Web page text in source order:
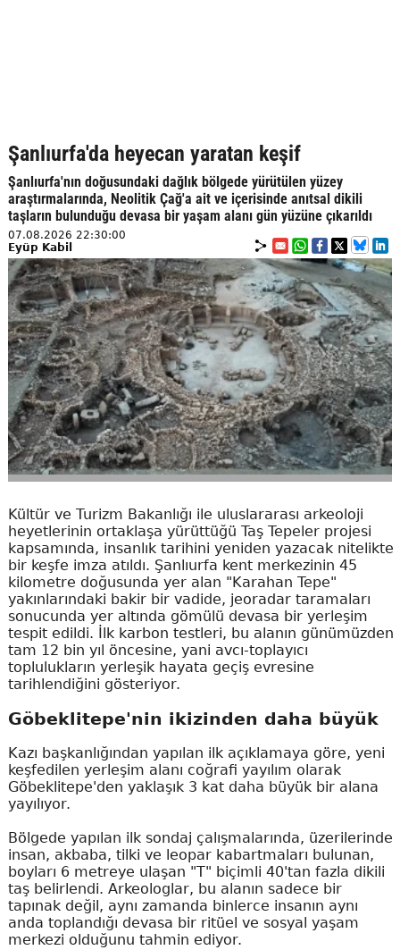
Şanlıurfa'da heyecan yaratan keşif
Şanlıurfa'nın doğusundaki dağlık bölgede yürütülen yüzey
araştırmalarında, Neolitik Çağ'a ait ve içerisinde anıtsal dikili
taşların bulunduğu devasa bir yaşam alanı gün yüzüne çıkarıldı
07.08.2026 22:30:00
Eyüp Kabil
Kültür ve Turizm Bakanlığı ile uluslararası arkeoloji
heyetlerinin ortaklaşa yürüttüğü Taş Tepeler projesi
kapsamında, insanlık tarihini yeniden yazacak nitelikte
bir keşfe imza atıldı. Şanlıurfa kent merkezinin 45
kilometre doğusunda yer alan "Karahan Tepe"
yakınlarındaki bakir bir vadide, jeoradar taramaları
sonucunda yer altında gömülü devasa bir yerleşim
tespit edildi. İlk karbon testleri, bu alanın günümüzden
tam 12 bin yıl öncesine, yani avcı-toplayıcı
toplulukların yerleşik hayata geçiş evresine
tarihlendiğini gösteriyor.
Göbeklitepe'nin ikizinden daha büyük
Kazı başkanlığından yapılan ilk açıklamaya göre, yeni
keşfedilen yerleşim alanı coğrafi yayılım olarak
Göbeklitepe'den yaklaşık 3 kat daha büyük bir alana
yayılıyor.
Bölgede yapılan ilk sondaj çalışmalarında, üzerilerinde
insan, akbaba, tilki ve leopar kabartmaları bulunan,
boyları 6 metreye ulaşan "T" biçimli 40'tan fazla dikili
taş belirlendi. Arkeologlar, bu alanın sadece bir
tapınak değil, aynı zamanda binlerce insanın aynı
anda toplandığı devasa bir ritüel ve sosyal yaşam
merkezi olduğunu tahmin ediyor.